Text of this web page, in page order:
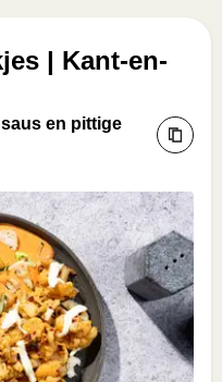
| Kant-en-
en pittige